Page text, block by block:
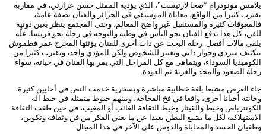
يلامس مونودرام “صحا لارتيست”، الذي يؤديه الممثل حسن عزازني، في مقاربة
تقترب كثيرا من الواقع، معاناة الموسيقي في الجزائر والفنان بصفة عامة،
فالمعوقات كثيرة والمستقبل غير واضح المعالم، وحتى المجتمع ينظر بعين دونية
للفن، كل هذا يدفع الفنان نحو اليأس في وطنه والتوجه في رحلة نحو فرنسا، علّه
يلقى مآلات أفضل. رحلة البحث عن ذات أخرى للفنان يؤثثها المخرج عمر فطموش
بتكثيف سردي وحوار ذاتي وتغيير للشخوص ولكن المؤدي واحد، ويقترب كثيرا من
الكوميديا السوداء، ويتماهى مع كل المراحل التي يمر بها الفنان في حياته، سواء
رحلة الصعود والمجد والغربة ثم العودة.
جاء العرض مشبعا بلغة خطابية مباشرة وبسخرية خدمت النص في أحايين كثيرة،
وخانته أحيانا أخرى، واقعا في فخ الفجاجة، وبينهم خيوط متمثلة في خيط آلة
الكونترباص وخيط والقيثار وخيط الثقافة الغائب أو المغيب، في حين طغت الثقافة
الاستهلاكية لكل ما يشبع البطن بعيدا عن ما يغني الفكر من فن وثقافة وتكوين،
وطغيان الحسد والمحاباة والدوس على الآخر في هذا المجال.